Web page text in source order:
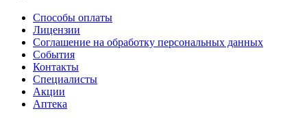
Способы оплаты
Лицензии
Соглашение на обработку персональных данных
События
Контакты
Специалисты
Акции
Аптека